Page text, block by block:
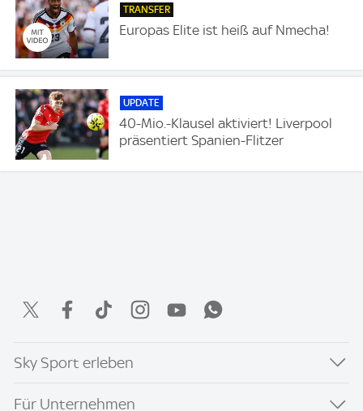
TRANSFER
Europas Elite ist heiß auf Nmecha!
UPDATE
40-Mio.-Klausel aktiviert! Liverpool
präsentiert Spanien-Flitzer
Sky Sport erleben
Für Unternehmen